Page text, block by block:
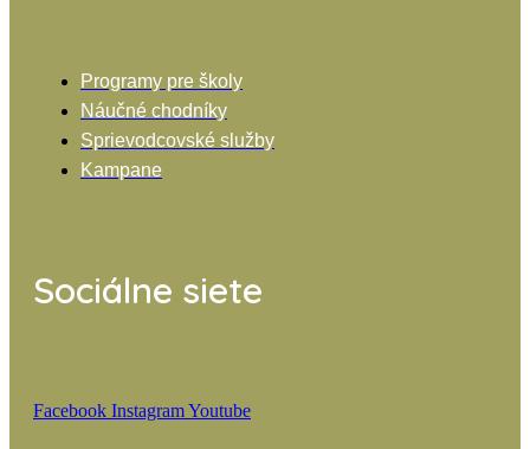
Programy pre školy
Náučné chodníky
Sprievodcovské služby
Kampane
Sociálne siete
Facebook InstagramYoutube